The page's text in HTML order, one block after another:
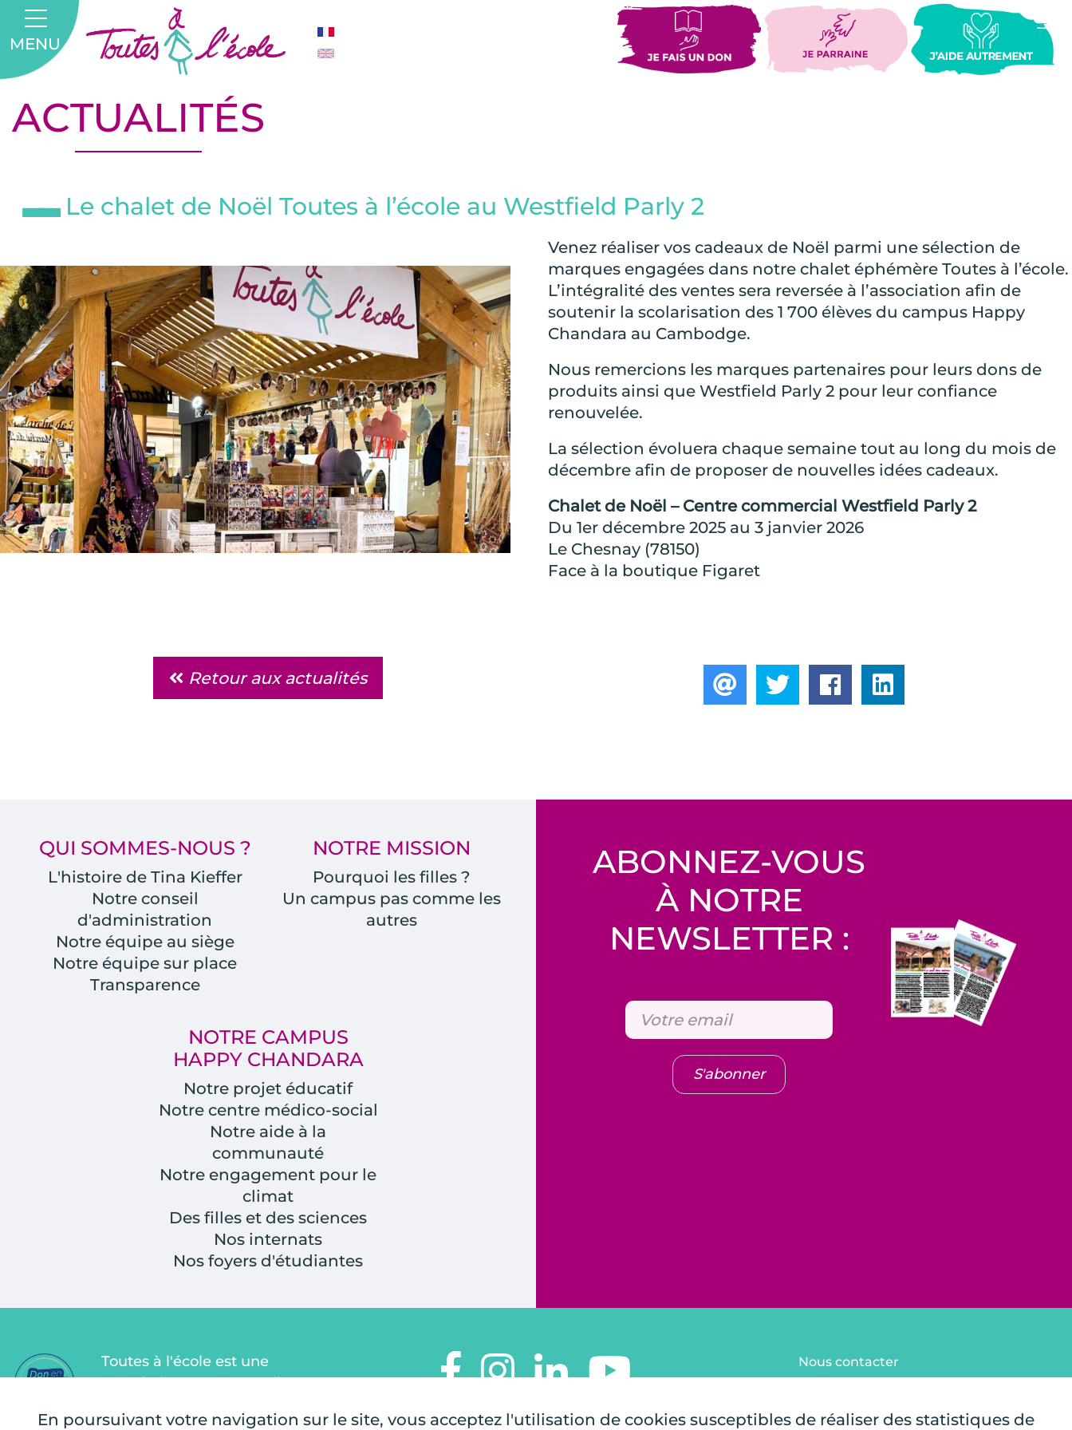
En poursuivant votre navigation sur le site, vous acceptez l'utilisation de cookies susceptibles de réaliser des statistiques de
ACTUALITÉS
Le chalet de Noël Toutes à l’école au Westfield Parly 2
Venez réaliser vos cadeaux de Noël parmi une sélection de
marques engagées dans notre chalet éphémère Toutes à l’école.
L’intégralité des ventes sera reversée à l’association afin de
soutenir la scolarisation des 1 700 élèves du campus Happy
Chandara au Cambodge.
Nous remercions les marques partenaires pour leurs dons de
produits ainsi que Westfield Parly 2 pour leur confiance
renouvelée.
La sélection évoluera chaque semaine tout au long du mois de
décembre afin de proposer de nouvelles idées cadeaux.
Chalet de Noël – Centre commercial Westfield Parly 2
Du 1er décembre 2025 au 3 janvier 2026
Le Chesnay (78150)
Face à la boutique Figaret
Retour aux actualités
QUI SOMMES-NOUS ?
L'histoire de Tina Kieffer
Notre conseil
d'administration
Notre équipe au siège
Notre équipe sur place
Transparence
NOTRE MISSION
Pourquoi les filles ?
Un campus pas comme les
autres
NOTRE CAMPUS
HAPPY CHANDARA
Notre projet éducatif
Notre centre médico-social
Notre aide à la
communauté
Notre engagement pour le
climat
Des filles et des sciences
Nos internats
Nos foyers d'étudiantes
ABONNEZ-VOUS
À NOTRE
NEWSLETTER :
S'abonner
Toutes à l'école est une
association Don en Confiance
un organisme indépendant qui
TOUTES À L'ÉCOLE
Nous contacter
Plan du site
MENU